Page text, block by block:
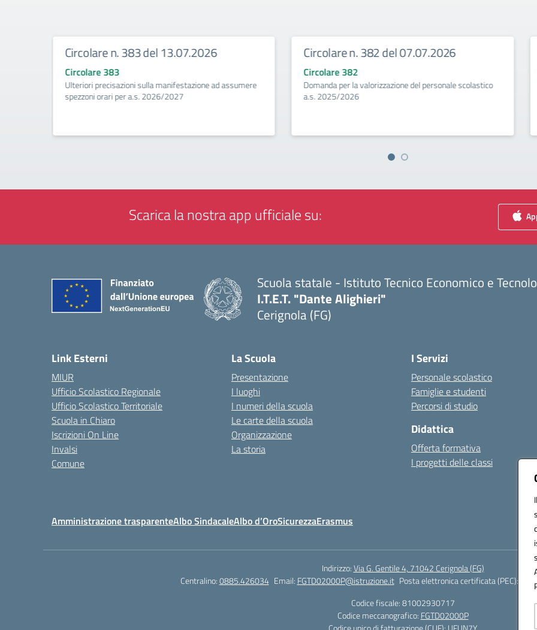
Circolare n. 383 del 13.07.2026
Circolare 383
Ulteriori precisazioni sulla manifestazione ad assumere
spezzoni orari per a.s. 2026/2027
Circolare n. 382 del 07.07.2026
Circolare 382
Domanda per la valorizzazione del personale scolastico
a.s. 2025/2026
Scarica la nostra app ufficiale su:
Scuola statale - Istituto Tecnico Economico e
I.T.E.T. "Dante Alighieri"
Cerignola (FG)
Link Esterni
MIUR
Ufficio Scolastico Regionale
Ufficio Scolastico Territoriale
Scuola in Chiaro
Iscrizioni On Line
Invalsi
Comune
La Scuola
Presentazione
I luoghi
I numeri della scuola
Le carte della scuola
Organizzazione
La storia
I Servizi
Personale scolastico
Famiglie e studenti
Percorsi di studio
Didattica
Offerta formativa
I progetti delle classi
Amministrazione trasparenteAlbo SindacaleAlbo d’OroSicurezzaErasmus
Indirizzo:Via G. Gentile 4, 71042 Cerignola (FG)
Centralino:0885.426034 Email: FGTD02000P@istruzione.it Posta elettronica certificata (PEC):
Codice fiscale: 81002930717
Codice meccanografico: FGTD02000P